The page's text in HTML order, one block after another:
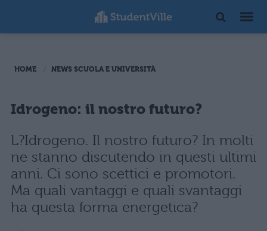
HOME NEWS SCUOLA E UNIVERSITÀ
Idrogeno: il nostro futuro?
L?Idrogeno. Il nostro futuro? In molti
ne stanno discutendo in questi ultimi
anni. Ci sono scettici e promotori.
Ma quali vantaggi e quali svantaggi
ha questa forma energetica?